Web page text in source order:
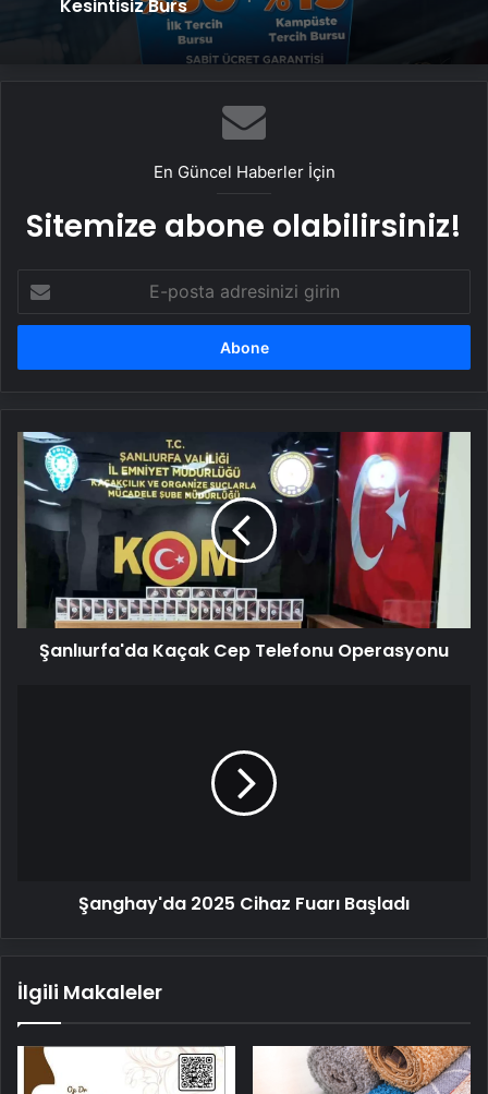
Kesintisiz Burs
En Güncel Haberler İçin
Sitemize abone olabilirsiniz!
posta
adresinizi
Şanlıurfa'da
Kaçak
Cep
Telefonu
Operasyonu
Şanlıurfa'da Kaçak Cep Telefonu Operasyonu
Şanghay'da 2025 Cihaz Fuarı Başladı
İlgili Makaleler